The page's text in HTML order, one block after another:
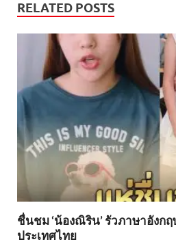
RELATED POSTS
ชื่นชม ‘น้องณิริน’ รัวภาษาอังกฤ
ประเทศไทย